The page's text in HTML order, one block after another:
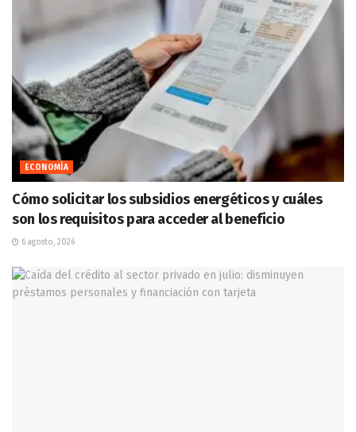
ECONOMÍA
Cómo solicitar los subsidios energéticos y cuáles
son los requisitos para acceder al beneficio
6 agosto, 2026